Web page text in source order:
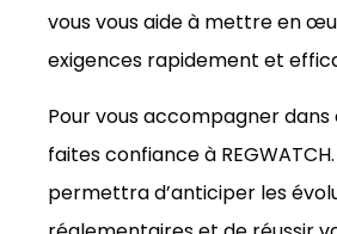
vous vous aide à mettre en
exigences rapidement et
Pour vous accompagner
faites confiance à
permettra d’anticiper les